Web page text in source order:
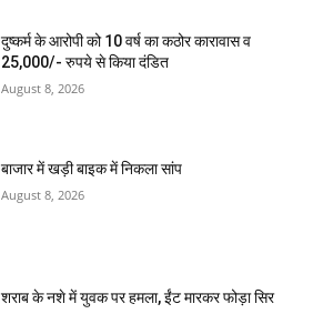
दुष्कर्म के आरोपी को 10 वर्ष का कठोर कारावास व
25,000/- रुपये से किया दंडित
August 8, 2026
बाजार में खड़ी बाइक में निकला सांप
August 8, 2026
शराब के नशे में युवक पर हमला, ईंट मारकर फोड़ा सिर